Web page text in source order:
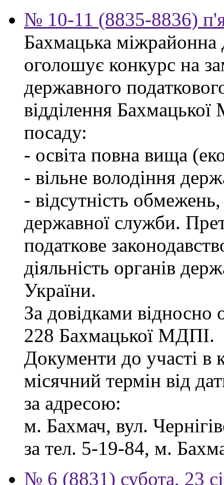
№ 10-11 (8835-8836)
Бахмацька міжрайонна
оголошує конкурс на
державного
відділення
посаду:
- освіта повна вища
- вільне володіння
- відсутність
державної служби.
податкове
діяльність органів
України.
За довідками відносно
228 Бахмацької МДПІ.
Документи до участі в
місячний термін від
за адресою:
м. Бахмач, вул.
за тел. 5-19-84, м.
№ 6 (8831) субота, 23